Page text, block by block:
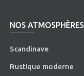
NOS ATMOSPHÈRES
Scandinave
Rustique moderne